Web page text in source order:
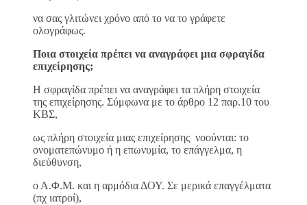
να σας γλιτώνει χρόνο από το να το γράφετε
ολογράφως.
Ποια στοιχεία πρέπει να αναγράφει μια σφραγίδα
επιχείρησης;
Η σφραγίδα πρέπει να αναγράφει τα πλήρη στοιχεία
της επιχείρησης. Σύμφωνα με το άρθρο 12 παρ.10 του
ΚΒΣ,
ως πλήρη στοιχεία μιας επιχείρησης νοούνται: το
ονοματεπώνυμο ή η επωνυμία, το επάγγελμα, η
διεύθυνση,
ο Α.Φ.Μ. και η αρμόδια ΔΟΥ. Σε μερικά επαγγέλματα
(πχ ιατροί),